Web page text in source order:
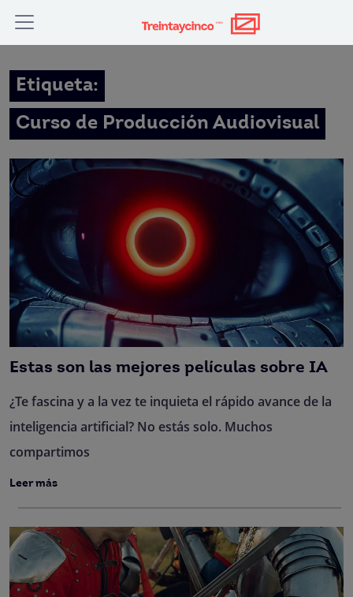
Etiqueta:
Curso de Producción Audiovisual
Estas son las mejores películas sobre IA
¿Te fascina y a la vez te inquieta el rápido avance de la
inteligencia artificial? No estás solo. Muchos
compartimos
Leer más